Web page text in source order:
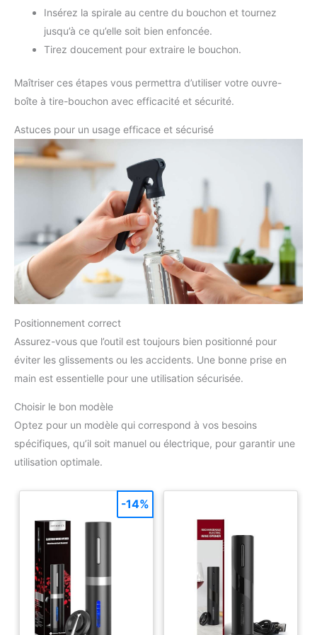
Insérez la spirale au centre du bouchon et tournez
jusqu’à ce qu’elle soit bien enfoncée.
Tirez doucement pour extraire le bouchon.
Maîtriser ces étapes vous permettra d’utiliser votre ouvre-
boîte à tire-bouchon avec efficacité et sécurité.
Astuces pour un usage efficace et sécurisé
Positionnement correct
Assurez-vous que l’outil est toujours bien positionné pour
éviter les glissements ou les accidents. Une bonne prise en
main est essentielle pour une utilisation sécurisée.
Choisir le bon modèle
Optez pour un modèle qui correspond à vos besoins
spécifiques, qu’il soit manuel ou électrique, pour garantir une
utilisation optimale.
-14%